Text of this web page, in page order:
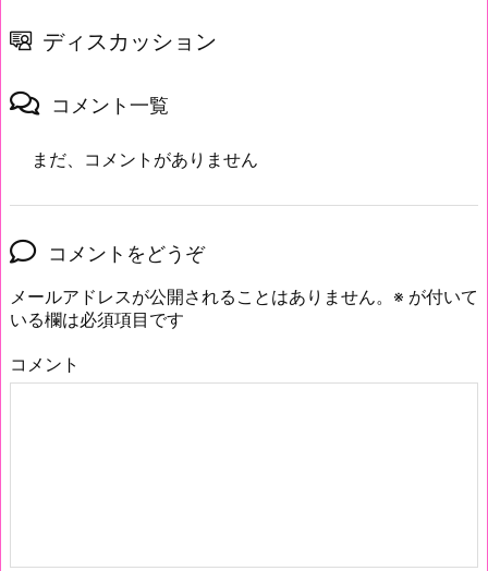
ディスカッション
コメント一覧
まだ、コメントがありません
コメントをどうぞ
メールアドレスが公開されることはありません。 ※ が付いて
いる欄は必須項目です
コメント